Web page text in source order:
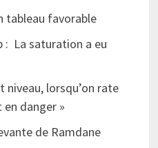
tableau favorable
: La saturation a eu
niveau, lorsqu’on rate
danger »
de Ramdane